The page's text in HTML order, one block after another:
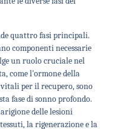
quattro fasi principali.
componenti necessarie
un ruolo cruciale nel
come l'ormone della
per il recupero, sono
fase di sonno profondo.
delle lesioni
la rigenerazione e la